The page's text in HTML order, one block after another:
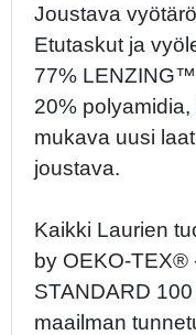
Joustava
Etutaskut ja
77%
20%
mukava uusi
joustava.
Kaikki Laurien
by OEKO-TEX®
STANDARD
maailman